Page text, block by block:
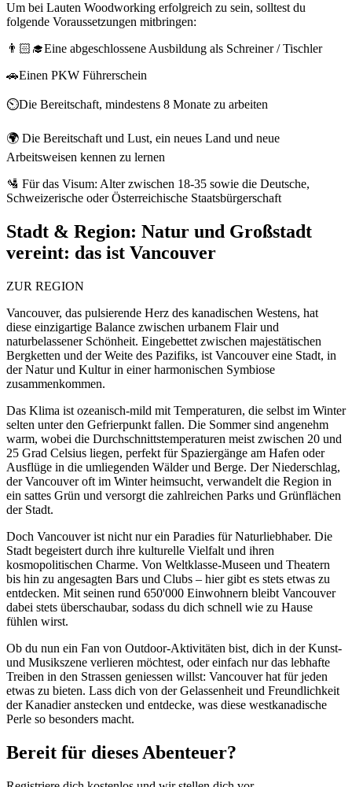
Um bei Lauten Woodworking erfolgreich zu sein, solltest du
folgende Voraussetzungen mitbringen:
👨🏻‍🎓Eine abgeschlossene Ausbildung als Schreiner / Tischler
🚗Einen PKW Führerschein
⏲️Die Bereitschaft, mindestens 8 Monate zu arbeiten
🌍 Die Bereitschaft und Lust, ein neues Land und neue
Arbeitsweisen kennen zu lernen
🛂 Für das Visum: Alter zwischen 18-35 sowie die Deutsche,
Schweizerische oder Österreichische Staatsbürgerschaft
Stadt & Region: Natur und Großstadt
vereint: das ist Vancouver
ZUR REGION
Vancouver, das pulsierende Herz des kanadischen Westens, hat
diese einzigartige Balance zwischen urbanem Flair und
naturbelassener Schönheit. Eingebettet zwischen majestätischen
Bergketten und der Weite des Pazifiks, ist Vancouver eine Stadt, in
der Natur und Kultur in einer harmonischen Symbiose
zusammenkommen.
Das Klima ist ozeanisch-mild mit Temperaturen, die selbst im Winter
selten unter den Gefrierpunkt fallen. Die Sommer sind angenehm
warm, wobei die Durchschnittstemperaturen meist zwischen 20 und
25 Grad Celsius liegen, perfekt für Spaziergänge am Hafen oder
Ausflüge in die umliegenden Wälder und Berge. Der Niederschlag,
der Vancouver oft im Winter heimsucht, verwandelt die Region in
ein sattes Grün und versorgt die zahlreichen Parks und Grünflächen
der Stadt.
Doch Vancouver ist nicht nur ein Paradies für Naturliebhaber. Die
Stadt begeistert durch ihre kulturelle Vielfalt und ihren
kosmopolitischen Charme. Von Weltklasse-Museen und Theatern
bis hin zu angesagten Bars und Clubs – hier gibt es stets etwas zu
entdecken. Mit seinen rund 650'000 Einwohnern bleibt Vancouver
dabei stets überschaubar, sodass du dich schnell wie zu Hause
fühlen wirst.
Ob du nun ein Fan von Outdoor-Aktivitäten bist, dich in der Kunst-
und Musikszene verlieren möchtest, oder einfach nur das lebhafte
Treiben in den Strassen geniessen willst: Vancouver hat für jeden
etwas zu bieten. Lass dich von der Gelassenheit und Freundlichkeit
der Kanadier anstecken und entdecke, was diese westkanadische
Perle so besonders macht.
Bereit für dieses Abenteuer?